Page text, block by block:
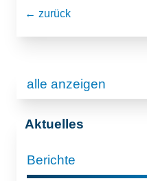
← zurück
alle anzeigen
Aktuelles
Berichte